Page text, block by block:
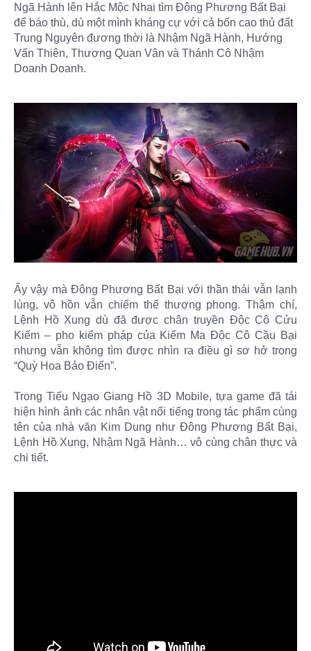
Ngã Hành lên Hắc Mộc Nhai tìm Đông Phương Bất Bại
để báo thù, dù một mình kháng cự với cả bốn cao thủ đất
Trung Nguyên đương thời là Nhậm Ngã Hành, Hướng
Vấn Thiên, Thượng Quan Vân và Thánh Cô Nhậm
Doanh Doanh.​
Ấy vậy mà Đông Phương Bất Bại với thần thái vẫn lạnh
lùng, vô hồn vẫn chiếm thế thượng phong. Thậm chí,
Lệnh Hồ Xung dù đã được chân truyền Độc Cô Cửu
Kiếm – pho kiếm pháp của Kiếm Ma Độc Cô Cầu Bại
nhưng vẫn không tìm được nhìn ra điều gì sơ hở trong
“Quỳ Hoa Bảo Điển”.
Trong Tiếu Ngạo Giang Hồ 3D Mobile, tựa game đã tái
hiện hình ảnh các nhân vật nổi tiếng trong tác phẩm cùng
tên của nhà văn Kim Dung như Đông Phương Bất Bại,
Lệnh Hồ Xung, Nhậm Ngã Hành… vô cùng chân thực và
chi tiết.